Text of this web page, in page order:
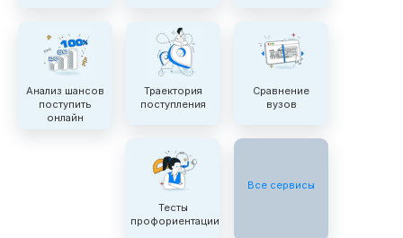
Анализ шансов
поступить
онлайн
Траектория
поступления
Сравнение
вузов
Тесты
профориентации
Все сервисы